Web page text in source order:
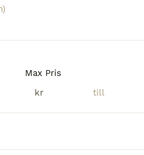
Max Pris
kr